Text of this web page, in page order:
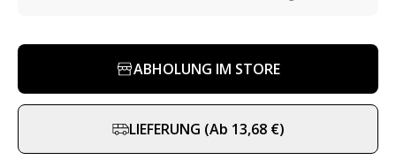
ABHOLUNG IM STORE
LIEFERUNG (Ab 13,68 €)